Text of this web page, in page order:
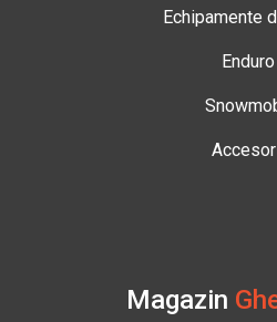
Echipamente
Enduro
Magazin